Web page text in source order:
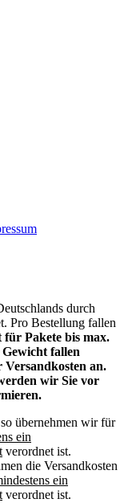
durch
Pro Bestellung fallen
für Pakete bis max.
fallen
an.
wir Sie vor
übernehmen wir für
ein
verordnet ist.
die Versandkosten
ein
verordnet ist.